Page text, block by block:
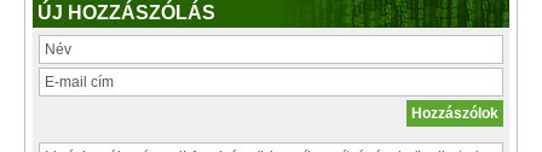
ÚJ HOZZÁSZÓLÁS